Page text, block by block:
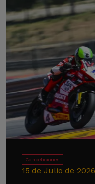
Competiciones
15 de Julio de 2026